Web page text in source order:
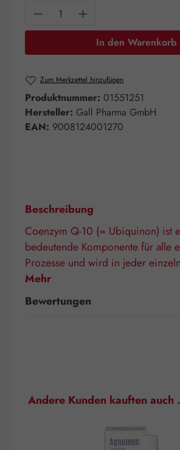
Produkt Anzahl: Gib den
In den Warenkorb
Zum Merkzettel hinzufügen
Produktnummer: 01551251
Hersteller: Gall Pharma GmbH
EAN: 9008124001270
Beschreibung
Coenzym Q-10 (= Ubiquinon) ist
bedeutende Komponente für alle
Prozesse und wird in jeder
Mehr
Bewertungen
Produktgalerie überspringen
Andere Kunden kauften auch